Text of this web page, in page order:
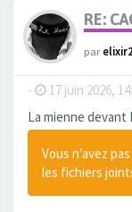
RE:
par
- 17 juin 2026,
La mienne
Vous n’avez
les fichiers